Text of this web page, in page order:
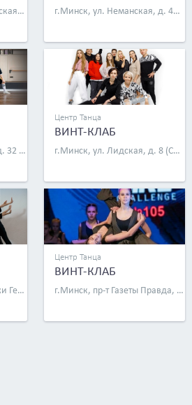
г.Минск, ул. Каменногорская, д. 70 (СШ № 56) г.Минск, ул. Неманская, д. 47, эт. 3 (новый зал)
г.Минск, ул. Одинцова, д. 32 (гимназия № 13)
Центр Танца
ВИНТ-КЛАБ
г.Минск, ул. Лидская, д. 8 (СШ № 59)
г.Минск, г. Минск, ул. Ежи Гедройца, д. 20 (СШ № 9)
Центр Танца
ВИНТ-КЛАБ
г.Минск, пр-т Газеты Правда, д. 20А/1